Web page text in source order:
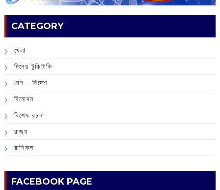
CATEGORY
খেলা
দিনের টুকিটাকি
দেশ - বিদেশ
বিনোদন
বিশেষ রচনা
রাজ্য
রাশিফল
FACEBOOK PAGE